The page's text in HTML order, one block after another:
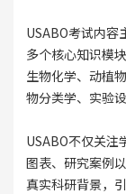
USABO考试内容
多个核心知识模
生物化学、动植
物分类学、实验
USABO不仅关注
图表、研究案例
真实科研背景，